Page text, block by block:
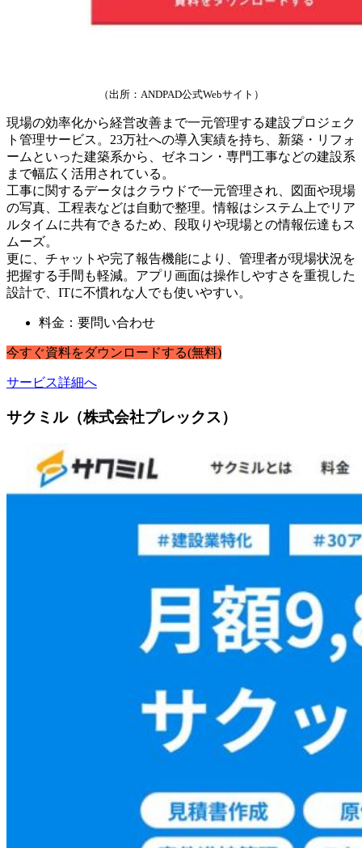
（出所：ANDPAD公式Webサイト）
現場の効率化から経営改善まで一元管理する建設プロジェク
ト管理サービス。23万社への導入実績を持ち、新築・リフォ
ームといった建築系から、ゼネコン・専門工事などの建設系
まで幅広く活用されている。
工事に関するデータはクラウドで一元管理され、図面や現場
の写真、工程表などは自動で整理。情報はシステム上でリア
ルタイムに共有できるため、段取りや現場との情報伝達もス
ムーズ。
更に、チャットや完了報告機能により、管理者が現場状況を
把握する手間も軽減。アプリ画面は操作しやすさを重視した
設計で、ITに不慣れな人でも使いやすい。
料金：要問い合わせ
今すぐ資料をダウンロードする(無料)
サービス詳細へ
サクミル（株式会社プレックス）